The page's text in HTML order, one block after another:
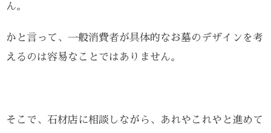
ん。
かと言って、一般消費者が具体的なお墓のデザインを考
えるのは容易なことではありません。
そこで、石材店に相談しながら、あれやこれやと進めて